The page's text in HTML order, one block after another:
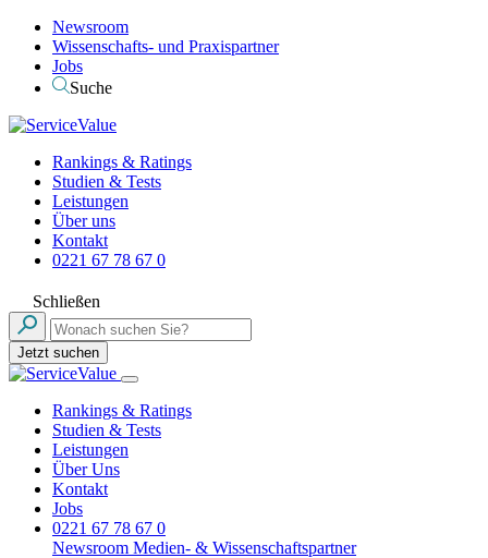
Newsroom
Wissenschafts- und Praxispartner
Jobs
Suche
Rankings & Ratings
Studien & Tests
Leistungen
Über uns
Kontakt
0221 67 78 67 0
Schließen
Jetzt suchen
Rankings & Ratings
Studien & Tests
Leistungen
Über Uns
Kontakt
Jobs
0221 67 78 67 0
Newsroom Medien- & Wissenschaftspartner